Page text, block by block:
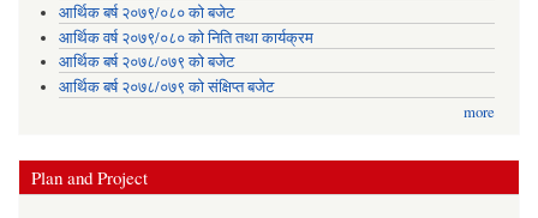
आर्थिक बर्ष २०७९/०८० को बजेट
आर्थिक वर्ष २०७९/०८० को निति तथा कार्यक्रम
आर्थिक बर्ष २०७८/०७९ को बजेट
आर्थिक बर्ष २०७८/०७९ को संक्षिप्त बजेट
more
Plan and Project